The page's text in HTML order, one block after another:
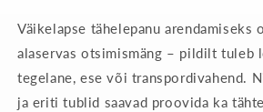
Väikelapse tähelepanu arendamiseks
alaservas otsimismäng – pildilt tuleb
tegelane, ese või transpordivahend.
ja eriti tublid saavad proovida ka